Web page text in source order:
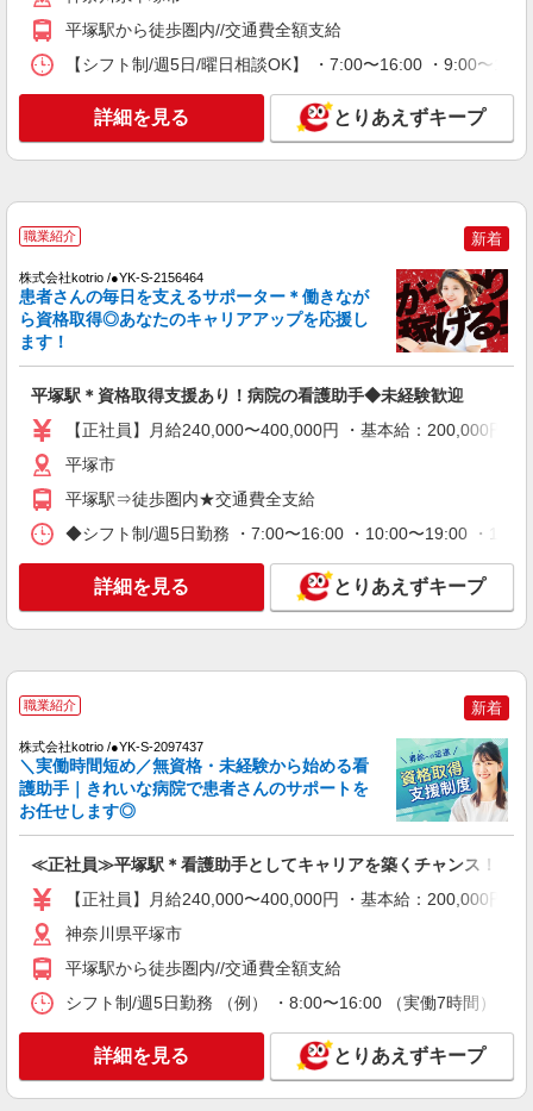
株式会社kotrio /●YK-S-1870088
NEW
【正社員】月給240,000〜400,000円 ・基本
給：200,000円〜220,000円 ・資格手当：10,000〜
30,000円 ・役職手当：10,000〜70,000円 ・処遇改
善手当：20,000〜60,000円（勤続年数、保有資格
により変動） ・固定残業手当：20,000円（10時
間） ※固定残業時間を超過する場合には超過勤務
手当として別途支給 ・夜勤手当：10,000円/1回
者研修 ・介護福祉士 など
キープ 詳細を見る
職業紹介
株式会社kotrio /●YK-S-2097272
NEW
なれる看護助手
給：200,000円〜220,000円 ・資格手当：10,000〜
30,000円 ・役職手当：10,000〜70,000円 ・処遇改
善手当：20,000〜60,000円（勤続年数、保有資格
間） ※固定残業時間を超過する場合には超過勤務
手当として別途支給 ・夜勤手当：10,000円/1回
キープ 詳細を見る
職業紹介 NEW
給：200,000円〜220,000円 ・資格手当：10,000〜
30,000円 ・役職手当：10,000〜70,000円 ・処遇改
善手当：20,000〜60,000円（勤続年数、保有資格
により変動） ・固定残業手当：20,000円（10時
間） ※固定残業時間を超過する場合には超過勤務
手当として別途支給 ・夜勤手当：10,000円/1回
歓迎 ・認知症介護基礎研修 ・初任者研修 ・実務
者研修 ・介護福祉士 など
平塚市
キープ 詳細を見る
職業紹介
株式会社kotrio /●YK-S-2114455
NEW
平塚駅＊未経験でも高時給1550円〜！週3
日〜OK＊看護助手
時給1550円〜2312円 ＜交通費全支給(ガソリ
ン代含む)＞
平塚市
キープ 詳細を見る
平塚駅から徒歩圏内//交通費全額支給
【シフト制/週5日/曜日相談OK】 ・7:00〜16:00 ・9:00〜
詳細を見る とりあえずキープ
職業紹介 新着
株式会社kotrio /●YK-S-2156464
患者さんの毎日を支えるサポーター＊働きなが
ら資格取得◎あなたのキャリアアップを応援し
ます！
平塚駅＊資格取得支援あり！病院の看護助手◆未経験歓迎
【正社員】月給240,000〜400,000円 ・基本給：200,000円
平塚市
平塚駅⇒徒歩圏内★交通費全支給
◆シフト制/週5日勤務 ・7:00〜16:00 ・10:00〜19:00 ・
詳細を見る とりあえずキープ
職業紹介 新着
株式会社kotrio /●YK-S-2097437
＼実働時間短め／無資格・未経験から始める看
護助手｜きれいな病院で患者さんのサポートを
お任せします◎
≪正社員≫平塚駅＊看護助手としてキャリアを築くチャンス！
【正社員】月給240,000〜400,000円 ・基本給：200,000円
神奈川県平塚市
平塚駅から徒歩圏内//交通費全額支給
シフト制/週5日勤務 （例） ・8:00〜16:00 （実働7時間）
詳細を見る とりあえずキープ